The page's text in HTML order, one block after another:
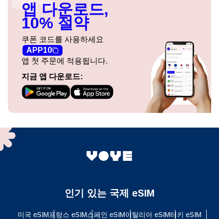
앱 다운로드,
10% 절약
쿠폰 코드를 사용하세요
APP10
앱 첫 주문에 적용됩니다.
지금 앱 다운로드:
인기 있는 국제 eSIM
미국 eSIM프랑스 eSIM스페인 eSIM이탈리아 eSIM터키 eSIM